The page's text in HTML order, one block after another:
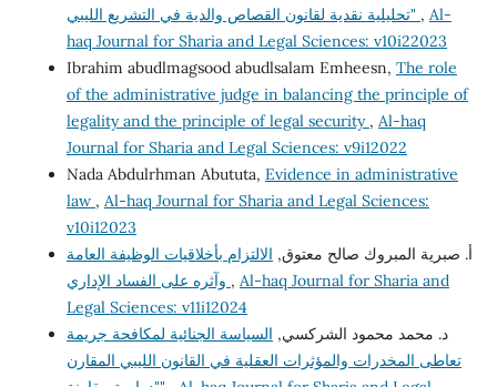
تحليلية نقدية لقانون القصاص والدية في التشريع الليبي" , Al-
haq Journal for Sharia and Legal Sciences: v10i22023
Ibrahim abudlmagsood abudlsalam Emheesn, The role
of the administrative judge in balancing the principle of
legality and the principle of legal security , Al-haq
Journal for Sharia and Legal Sciences: v9i12022
Nada Abdulrhman Abututa, Evidence in administrative
law , Al-haq Journal for Sharia and Legal Sciences:
v10i12023
أ‌. صبرية المبروك صالح معتوق, الالتزام بأخلاقيات الوظيفة العامة
, Al-haq Journal for Sharia and
Legal Sciences: v11i12024
د. محمد محمود الشركسي, السياسة الجنائية لمكافحة جريمة
تعاطى المخدرات والمؤثرات العقلية في القانون الليبي المقارن